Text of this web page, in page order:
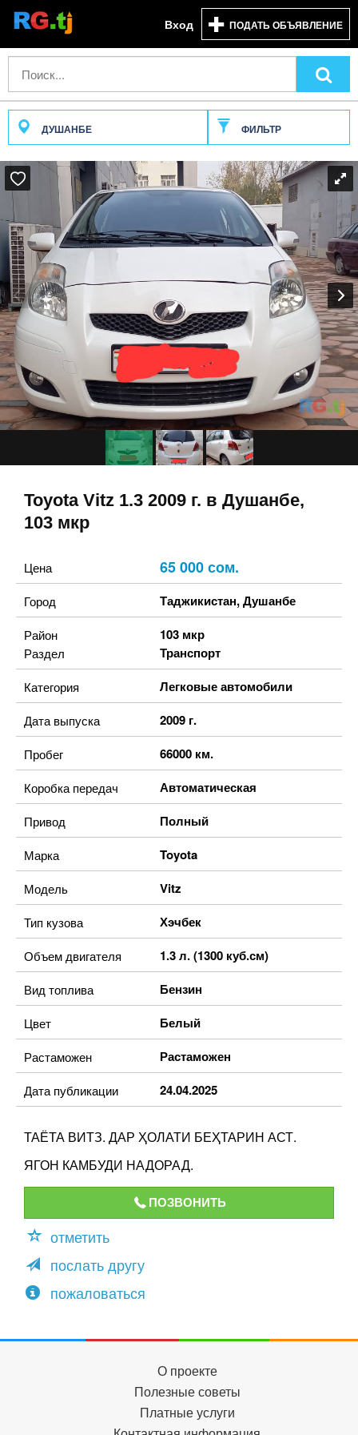
Вход ПОДАТЬ ОБЪЯВЛЕНИЕ
ДУШАНБЕ ФИЛЬТР
Toyota Vitz 1.3 2009 г. в Душанбе,
103 мкр
Цена 65 000 сом.
Город Таджикистан,Душанбе
Район 103 мкр
Раздел Транспорт
Категория Легковые автомобили
Дата выпуска 2009 г.
Пробег 66000 км.
Коробка передач Автоматическая
Привод Полный
Марка Toyota
Модель Vitz
Тип кузова Хэчбек
Объем двигателя 1.3 л. (1300 куб.см)
Вид топлива Бензин
Цвет Белый
Растаможен Растаможен
Дата публикации 24.04.2025
ТАЁТА ВИТЗ. ДАР ҲОЛАТИ БЕҲТАРИН АСТ.
ЯГОН КАМБУДИ НАДОРАД.
ПОЗВОНИТЬ
отметить
послать другу
пожаловаться
О проекте
Полезные советы
Платные услуги